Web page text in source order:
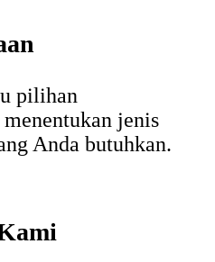
pilihan
jenis
Anda butuhkan.